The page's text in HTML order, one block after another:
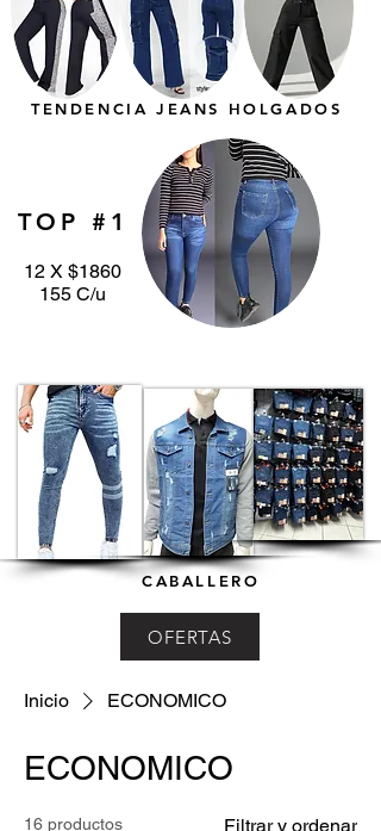
TENDENCIA JEANS HOLGADOS
12 X $1860
155 C/u
TOP #1
CABALLERO
OFERTAS
Inicio ECONOMICO
ECONOMICO
16 productos Filtrar y ordenar